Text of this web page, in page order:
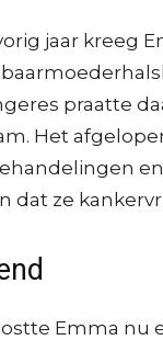
jaar kreeg
praatte
Het
dat ze
Emma nu